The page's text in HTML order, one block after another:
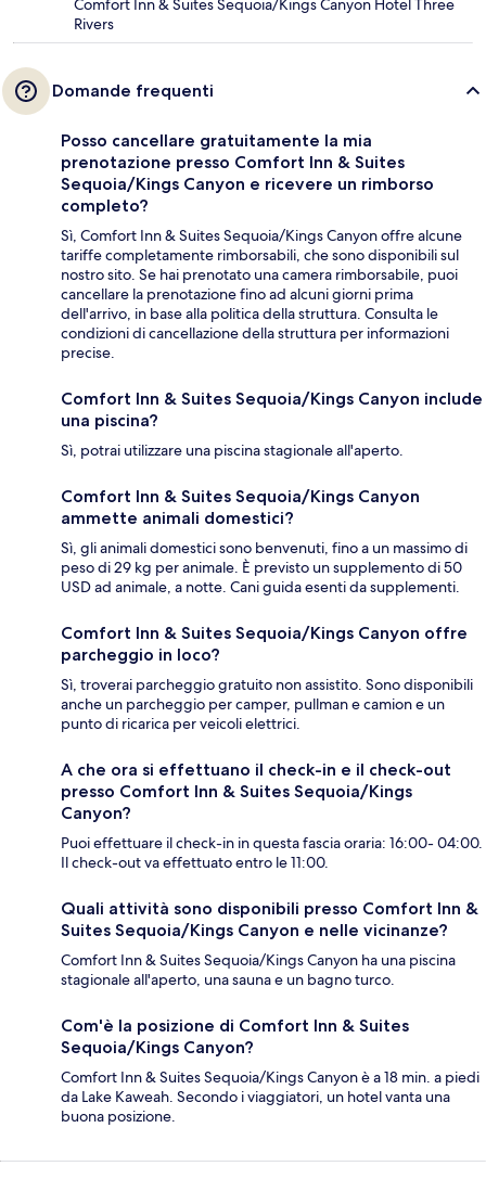
Comfort Inn & Suites Sequoia/Kings Canyon Hotel Three
Rivers
Domande frequenti
Posso cancellare gratuitamente la mia
prenotazione presso Comfort Inn & Suites
Sequoia/Kings Canyon e ricevere un rimborso
completo?
Sì, Comfort Inn & Suites Sequoia/Kings Canyon offre alcune
tariffe completamente rimborsabili, che sono disponibili sul
nostro sito. Se hai prenotato una camera rimborsabile, puoi
cancellare la prenotazione fino ad alcuni giorni prima
dell'arrivo, in base alla politica della struttura. Consulta le
condizioni di cancellazione della struttura per informazioni
precise.
Comfort Inn & Suites Sequoia/Kings Canyon include
una piscina?
Sì, potrai utilizzare una piscina stagionale all'aperto.
Comfort Inn & Suites Sequoia/Kings Canyon
ammette animali domestici?
Sì, gli animali domestici sono benvenuti, fino a un massimo di
peso di 29 kg per animale. È previsto un supplemento di 50
USD ad animale, a notte. Cani guida esenti da supplementi.
Comfort Inn & Suites Sequoia/Kings Canyon offre
parcheggio in loco?
Sì, troverai parcheggio gratuito non assistito. Sono disponibili
anche un parcheggio per camper, pullman e camion e un
punto di ricarica per veicoli elettrici.
A che ora si effettuano il check-in e il check-out
presso Comfort Inn & Suites Sequoia/Kings
Canyon?
Puoi effettuare il check-in in questa fascia oraria: 16:00- 04:00.
Il check-out va effettuato entro le 11:00.
Quali attività sono disponibili presso Comfort Inn &
Suites Sequoia/Kings Canyon e nelle vicinanze?
Comfort Inn & Suites Sequoia/Kings Canyon ha una piscina
stagionale all'aperto, una sauna e un bagno turco.
Com'è la posizione di Comfort Inn & Suites
Sequoia/Kings Canyon?
Comfort Inn & Suites Sequoia/Kings Canyon è a 18 min. a piedi
da Lake Kaweah. Secondo i viaggiatori, un hotel vanta una
buona posizione.